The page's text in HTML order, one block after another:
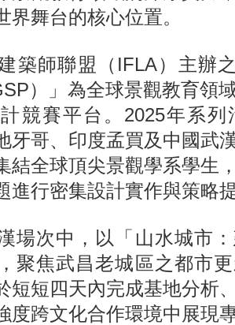
界舞台的核心位置。
築師聯盟（IFLA）主辦
）」為全球景觀教育領
競賽平台。2025年系
牙哥、印度孟買及中國武
結全球頂尖景觀學系學生
進行密集設計實作與策略
場次中，以「山水城市
聚焦武昌老城區之都市
短短四天內完成基地分析
度跨文化合作環境中展現